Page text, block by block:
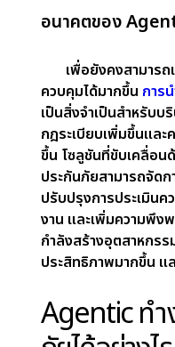
การรับประกันแ
กระบวนการรับป
งวด ไม่สามารถรอง
ในสถานการณ์ของ
รับประกันโดยการวิ
นโยบายแบบไดนา
ตัวอย่างเช่น เบี้ยป
ถือกรมธรรม์ดีขึ้นตา
วิธีการปรับตัวนี้ช่วย
และสะท้อนถึงสภา
ปรับปรุงการวา